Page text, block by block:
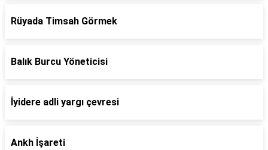
Rüyada Timsah Görmek
Balık Burcu Yöneticisi
İyidere adli yargı çevresi
Ankh İşareti